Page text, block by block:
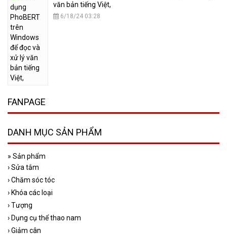
văn bản tiếng Việt,
6/18/24 03:28
FANPAGE
DANH MỤC SẢN PHẨM
» Sản phẩm
›Sửa tắm
›Chăm sóc tóc
› Khóa các loại
›Tượng
› Dụng cụ thể thao nam
›Giảm cân